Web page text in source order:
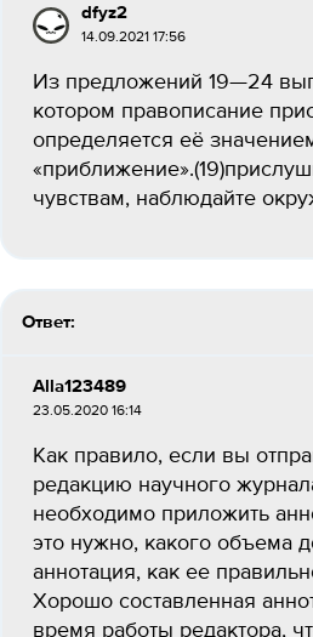
dfyz2
14.09.2021 17:56
Из предложений 19—24
котором правописание
определяется её
чувствам, наблюдайте
Ответ:
Alla123489
23.05.2020 16:14
Как правило, если вы
редакцию научного
необходимо приложить
это нужно, какого объема
аннотация, как ее
Хорошо составленная
время работы редактора,